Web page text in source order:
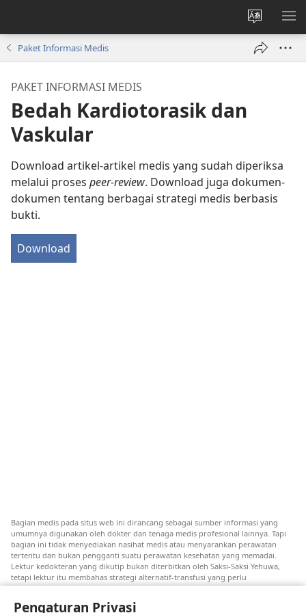
Pengaturan Privasi
Ganti
bahasa
situs
Paket Informasi Medis
PAKET INFORMASI MEDIS
Bedah Kardiotorasik dan
Vaskular
Download artikel-artikel medis yang sudah diperiksa
melalui proses peer-review. Download juga dokumen-
dokumen tentang berbagai strategi medis berbasis
bukti.
Download
Bagian medis pada situs web ini dirancang sebagai sumber informasi yang
umumnya digunakan oleh dokter dan tenaga medis profesional lainnya. Tapi
bagian ini tidak menyediakan nasihat medis atau menyarankan perawatan
tertentu dan bukan pengganti suatu perawatan kesehatan yang memadai.
Lektur kedokteran yang dikutip bukan diterbitkan oleh Saksi-Saksi Yehuwa,
tetapi lektur itu membahas strategi alternatif-transfusi yang perlu
dipertimbangkan. Tiap-tiap dokter bertanggung jawab untuk selalu
pasien membuat pilihan yang sesuai dengan keadaan medis, keinginan, nilai-